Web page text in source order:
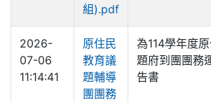
組).pdf
2026-
07-06
11:14:41
原住民
教育議
題輔導
團團務
為114學年度
題府到團團務
告書